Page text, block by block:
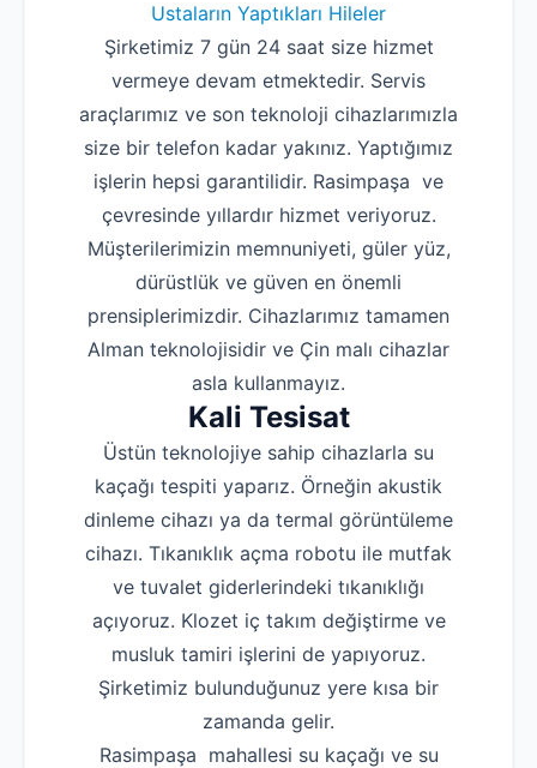
Ustaların Yaptıkları Hileler
Şirketimiz 7 gün 24 saat size hizmet
vermeye devam etmektedir. Servis
araçlarımız ve son teknoloji cihazlarımızla
size bir telefon kadar yakınız. Yaptığımız
işlerin hepsi garantilidir. Rasimpaşa ve
çevresinde yıllardır hizmet veriyoruz.
Müşterilerimizin memnuniyeti, güler yüz,
dürüstlük ve güven en önemli
prensiplerimizdir. Cihazlarımız tamamen
Alman teknolojisidir ve Çin malı cihazlar
asla kullanmayız.
Kali Tesisat
Üstün teknolojiye sahip cihazlarla su
kaçağı tespiti yaparız. Örneğin akustik
dinleme cihazı ya da termal görüntüleme
cihazı. Tıkanıklık açma robotu ile mutfak
ve tuvalet giderlerindeki tıkanıklığı
açıyoruz. Klozet iç takım değiştirme ve
musluk tamiri işlerini de yapıyoruz.
Şirketimiz bulunduğunuz yere kısa bir
zamanda gelir.
Rasimpaşa mahallesi su kaçağı ve su